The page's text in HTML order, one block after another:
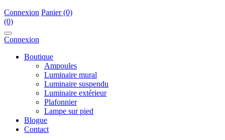
Connexion Panier (0)
(0)
Connexion
Boutique
Ampoules
Luminaire mural
Luminaire suspendu
Luminaire extérieur
Plafonnier
Lampe sur pied
Blogue
Contact